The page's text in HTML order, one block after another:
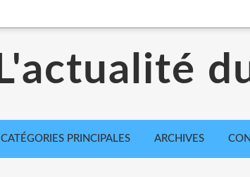
L'actualité
CATÉGORIES PRINCIPALES ARCHIVES